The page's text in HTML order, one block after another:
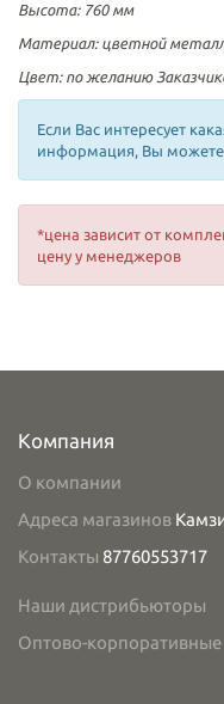
Высота:760 мм
Материал: цветной
Цвет: по желанию
Если Вас интересует
информация, Вы можете
*цена зависит от
цену у менеджеров
Компания
О компании
Адреса магазинов
Контакты 87760553717
Наши дистрибьюторы
Оптово-